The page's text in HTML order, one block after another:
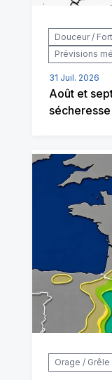
Douceur /
Prévisions
31 Juil. 2026
Août et
Orage / Grêle